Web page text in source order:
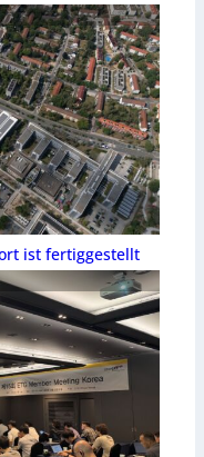
ist fertiggestellt